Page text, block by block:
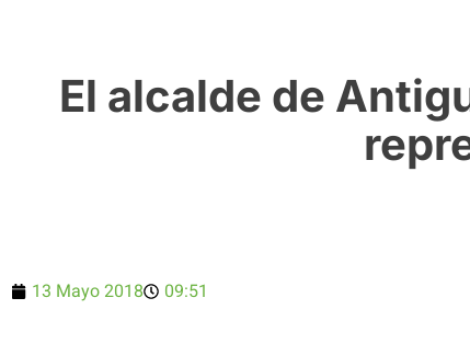
El alcalde de
13 Mayo 2018 09:51